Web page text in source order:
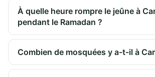
À quelle heure rompre le jeûne à
pendant le Ramadan ?
Combien de mosquées y a-t-il à